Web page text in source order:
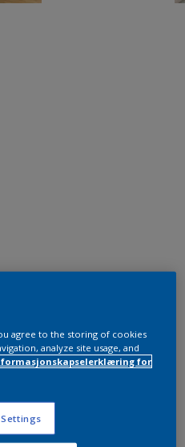
agree to the storing of cookies
analyze site usage, and
for